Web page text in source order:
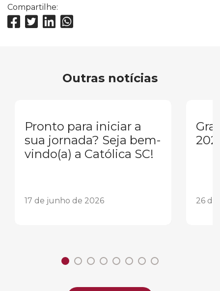
Compartilhe:
Outras notícias
Pronto para iniciar a
sua jornada? Seja bem-
vindo(a) a Católica SC!
17 de junho de 2026 26 de